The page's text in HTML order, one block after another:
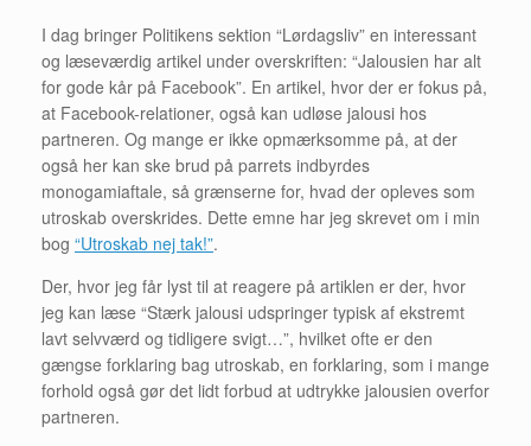
I dag bringer Politikens sektion “Lørdagsliv” en interessant
og læseværdig artikel under overskriften: “Jalousien har alt
for gode kår på Facebook”. En artikel, hvor der er fokus på,
at Facebook-relationer, også kan udløse jalousi hos
partneren. Og mange er ikke opmærksomme på, at der
også her kan ske brud på parrets indbyrdes
monogamiaftale, så grænserne for, hvad der opleves som
utroskab overskrides. Dette emne har jeg skrevet om i min
bog “Utroskab nej tak!”.
Der, hvor jeg får lyst til at reagere på artiklen er der, hvor
jeg kan læse “Stærk jalousi udspringer typisk af ekstremt
lavt selvværd og tidligere svigt…”, hvilket ofte er den
gængse forklaring bag utroskab, en forklaring, som i mange
forhold også gør det lidt forbud at udtrykke jalousien overfor
partneren.